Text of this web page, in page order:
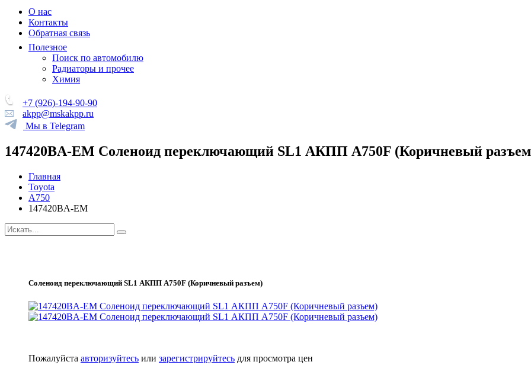
О нас
Контакты
Обратная связь
Полезное
Поиск по автомобилю
Радиаторы и прочее
Химия
+7 (926)-194-90-90
akpp@mskakpp.ru
Мы в Telegram
147420BA-EM Соленоид переключающий SL1 АКПП A750F (Коричневый
Главная
Toyota
A750
147420BA-EM
Соленоид переключающий SL1 АКПП A750F (Коричневый разъем)
Пожалуйста авторизуйтесь или зарегистрируйтесь для просмотра цен